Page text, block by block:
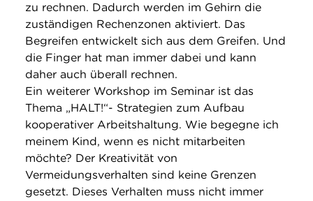
zu rechnen. Dadurch werden im Gehirn die
zuständigen Rechenzonen aktiviert. Das
Begreifen entwickelt sich aus dem Greifen. Und
die Finger hat man immer dabei und kann
daher auch überall rechnen.
Ein weiterer Workshop im Seminar ist das
Thema „HALT!“- Strategien zum Aufbau
kooperativer Arbeitshaltung. Wie begegne ich
meinem Kind, wenn es nicht mitarbeiten
möchte? Der Kreativität von
Vermeidungsverhalten sind keine Grenzen
gesetzt. Dieses Verhalten muss nicht immer